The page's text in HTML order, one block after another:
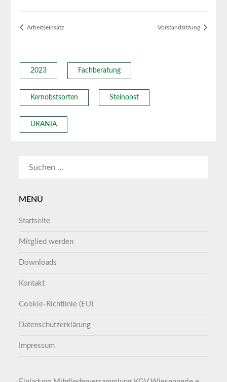
Arbeitseinsatz Vorstandsitzung
2023 Fachberatung
Kernobstsorten Steinobst
URANIA
MENÜ
Startseite
Mitglied werden
Downloads
Kontakt
Cookie-Richtlinie (EU)
Datenschutzerklärung
Impressum